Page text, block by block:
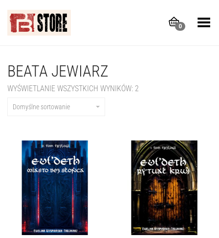
0
Toggle Menu
BEATA JEWIARZ
WYŚWIETLANIE WSZYSTKICH WYNIKÓW: 2
Domyślne sortowanie